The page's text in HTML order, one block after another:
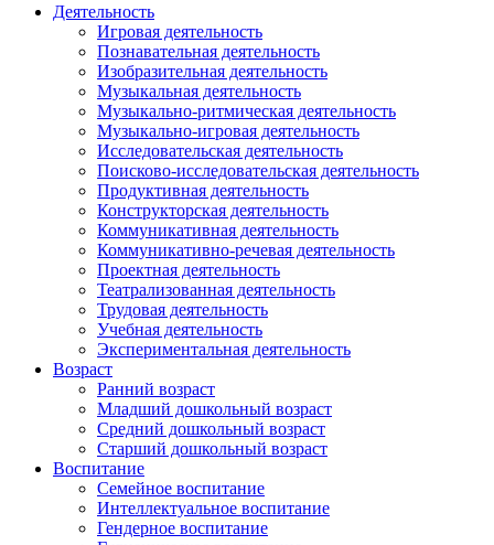
Деятельность
Игровая деятельность
Познавательная деятельность
Изобразительная деятельность
Музыкальная деятельность
Музыкально-ритмическая деятельность
Музыкально-игровая деятельность
Исследовательская деятельность
Поисково-исследовательская деятельность
Продуктивная деятельность
Конструкторская деятельность
Коммуникативная деятельность
Коммуникативно-речевая деятельность
Проектная деятельность
Театрализованная деятельность
Трудовая деятельность
Учебная деятельность
Экспериментальная деятельность
Возраст
Ранний возраст
Младший дошкольный возраст
Средний дошкольный возраст
Старший дошкольный возраст
Воспитание
Семейное воспитание
Интеллектуальное воспитание
Гендерное воспитание